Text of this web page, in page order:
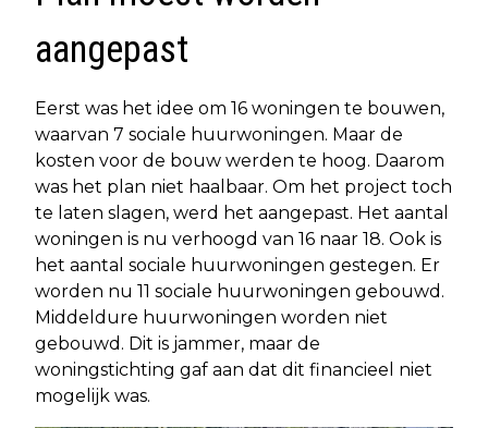
aangepast
Eerst was het idee om 16 woningen te bouwen,
waarvan 7 sociale huurwoningen. Maar de
kosten voor de bouw werden te hoog. Daarom
was het plan niet haalbaar. Om het project toch
te laten slagen, werd het aangepast. Het aantal
woningen is nu verhoogd van 16 naar 18. Ook is
het aantal sociale huurwoningen gestegen. Er
worden nu 11 sociale huurwoningen gebouwd.
Middeldure huurwoningen worden niet
gebouwd. Dit is jammer, maar de
woningstichting gaf aan dat dit financieel niet
mogelijk was.